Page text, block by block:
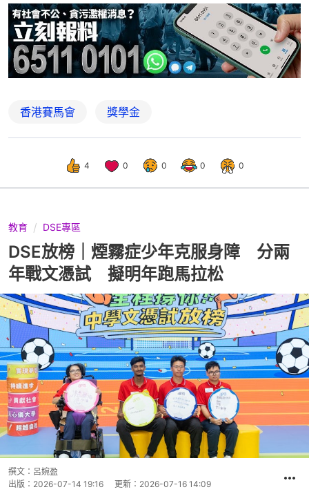
香港賽馬會 獎學金
4 0 0 0 0
教育 DSE專區
DSE放榜｜煙霧症少年克服身障 分兩
年戰文憑試 擬明年跑馬拉松
撰文： 呂婉盈
出版： 2026-07-14 19:16 更新： 2026-07-16 14:09